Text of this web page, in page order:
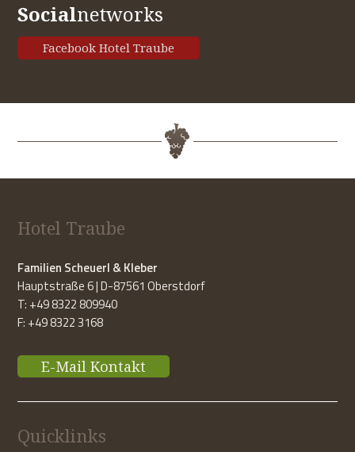
Socialnetworks
Facebook Hotel Traube
Hotel Traube
Familien Scheuerl & Kleber
Hauptstraße 6 | D-87561 Oberstdorf
T: +49 8322 809940
F: +49 8322 3168
E-Mail Kontakt
Quicklinks